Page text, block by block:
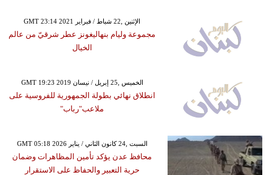
GMT 23:14 2021 الإثنين ,22 شباط / فبراير
مجموعة وليام بنهاليغونز عطر شرقيّ من عالم
الخيال
GMT 19:23 2019 الخميس ,25 إبريل / نيسان
انطلاق نهائي بطولة الجمهورية للفروسية على
ملاعب"رباب"
GMT 05:18 2026 السبت ,24 كانون الثاني / يناير
محافظ عدن يؤكد تأمين المظاهرات وضمان
حرية التعبير والحفاظ على الاستقرار